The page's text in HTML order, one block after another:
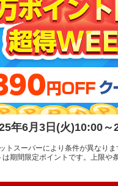
年6月3日(火)10:00
トスーパーにより条件が異なりま
期間限定ポイントです。上限や